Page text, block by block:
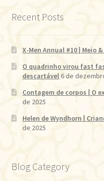
Recent Posts
X-Men Annual #10 | Meio
O quadrinho virou fast
descartável6 de
Contagem de corpos | O
de 2025
Helen de Wyndhorn |
de 2025
Blog Category